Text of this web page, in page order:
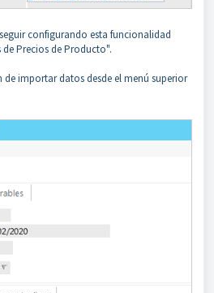
configurando esta funcionalidad
Precios de Producto".
importar datos desde el menú superior